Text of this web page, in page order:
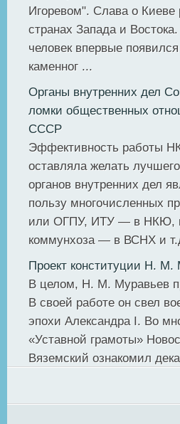
Игоревом". Слава о Киеве
странах Запада и
человек впервые
каменног ...
Органы внутренних дел
ломки общественных
СССР
Эффективность работы
оставляла желать
органов внутренних дел
пользу многочисленных
или ОГПУ, ИТУ — в НКЮ,
коммунхоза — в ВСНХ и
Проект конституции Н. М.
В целом, Н. М. Муравьев
В своей работе он свел
эпохи Александра I. Во
«Уставной грамоты»
Вяземский ознакомил